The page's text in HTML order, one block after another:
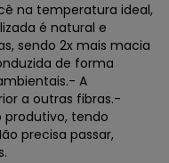
na temperatura ideal,
é natural e
sendo 2x mais macia
de forma
A
a outras fibras.-
produtivo, tendo
precisa passar,